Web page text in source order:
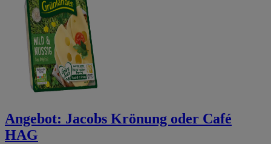
Angebot: Jacobs Krönung oder Café
HAG